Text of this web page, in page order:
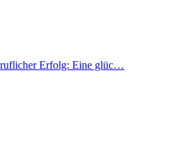
Erfolg: Eine glüc…